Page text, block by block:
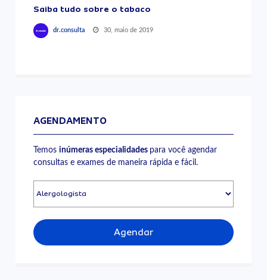
Saiba tudo sobre o tabaco
dr.consulta 30, maio de 2019
AGENDAMENTO
Temosinúmeras especialidades para você agendar
consultas e exames de maneira rápida e fácil.
Agendar